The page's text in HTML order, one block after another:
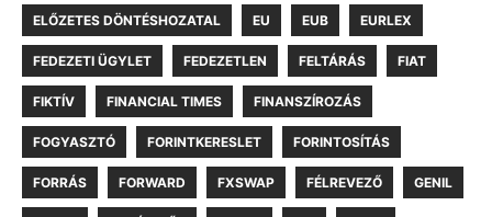
ELŐZETES DÖNTÉSHOZATAL EU EUB EURLEX
FEDEZETI ÜGYLET FEDEZETLEN FELTÁRÁS FIAT
FIKTÍV FINANCIAL TIMES FINANSZÍROZÁS
FOGYASZTÓ FORINTKERESLET FORINTOSÍTÁS
FORRÁS FORWARD FXSWAP FÉLREVEZŐ GENIL